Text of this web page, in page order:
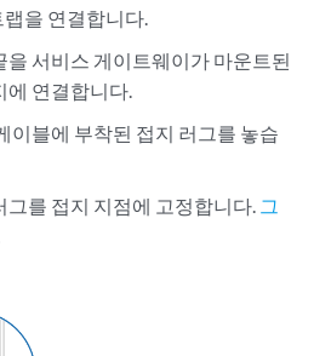
랩을 연결합니다.
을 서비스 게이트웨이가 마운트된
에 연결합니다.
이블에 부착된 접지 러그를 놓습
그를 접지 지점에 고정합니다. 그